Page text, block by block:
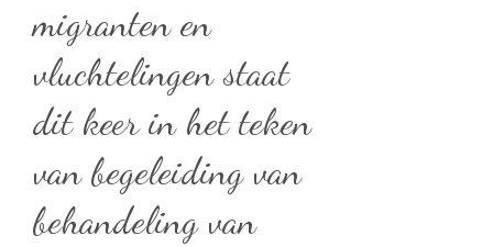
migranten en
vluchtelingen staat
dit keer in het teken
van begeleiding van
behandeling van